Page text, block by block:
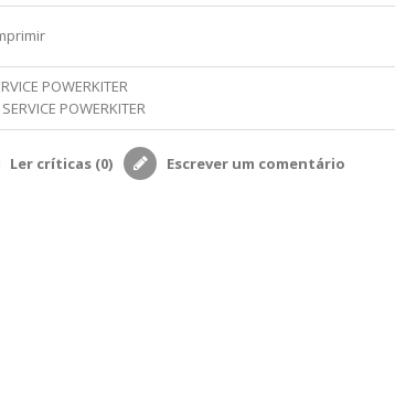
POWERKITER
Ler críticas (0) Escrever um comentário